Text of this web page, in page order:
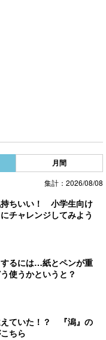
月間
集計：2026/08/08
ちいい！ 小学生向け
チャレンジしてみよう
るには…紙とペンが重
使うかというと？
ていた！？ 『潟』の
ちら